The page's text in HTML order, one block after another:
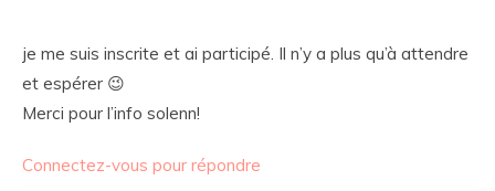
je me suis inscrite et ai participé. Il n’y a plus qu’à attendre
et espérer 😉
Merci pour l’info solenn!
Connectez-vous pour répondre